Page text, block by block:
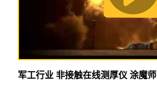
军工行业 非接触在线测厚仪 涂魔师